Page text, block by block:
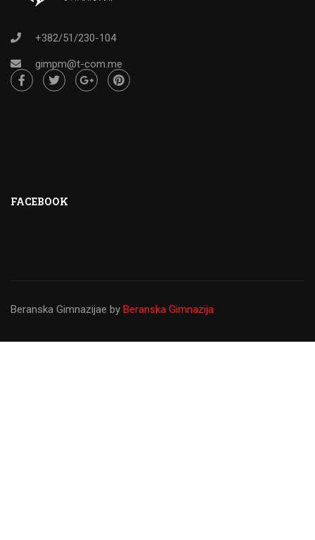
+382/51/230-104
gimpm@t-com.me
FACEBOOK
Beranska Gimnazijae by Beranska Gimnazija